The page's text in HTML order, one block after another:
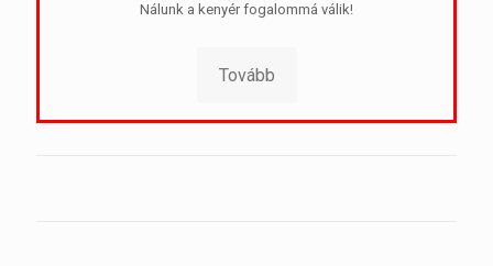
Nálunk a kenyér fogalommá válik!
Tovább